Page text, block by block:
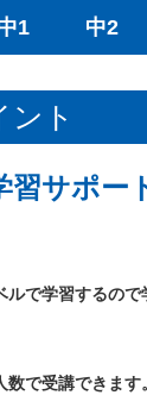
1 中2
ント
サポー
で学習するので
で受講できます。